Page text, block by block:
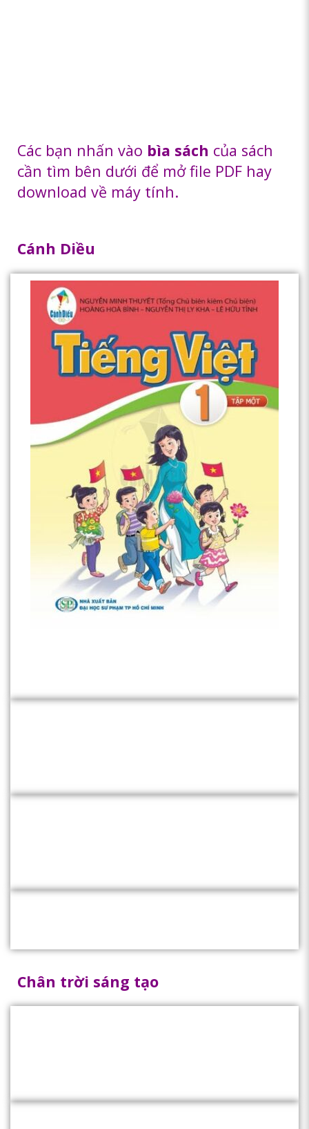
Các bạn nhấn vào bìa sách của sách
cần tìm bên dưới để mở file PDF hay
download về máy tính.
Cánh Diều
Chân trời sáng tạo